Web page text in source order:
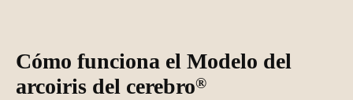
Cómo funciona el Modelo del
arcoiris del cerebro®